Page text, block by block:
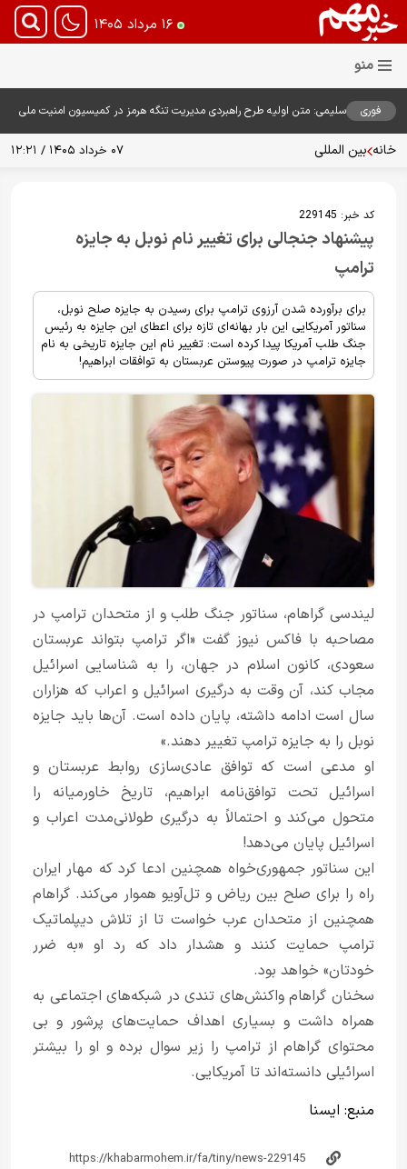
۱۶ مرداد ۱۴۰۵
فوری
سلیمی: متن اولیه طرح راهبردی مدیریت تنگه هرمز در کمیسیون امنیت ملی
خانه بین المللی ۰۷ خرداد ۱۴۰۵ / ۱۲:۲۱
کد خبر: 229145
پیشنهاد جنجالی برای تغییر نام نوبل به جایزه
ترامپ
برای برآورده شدن آرزوی ترامپ برای رسیدن به جایزه صلح نوبل،
سناتور آمریکایی این بار بهانه‌ای تازه برای اعطای این جایزه به رئیس
جنگ طلب آمریکا پیدا کرده است: تغییر نام این جایزه تاریخی به نام
جایزه ترامپ در صورت پیوستن عربستان به توافقات ابراهیم!
لیندسی گراهام، سناتور جنگ طلب و از متحدان ترامپ در
مصاحبه‌ با فاکس نیوز گفت «اگر ترامپ بتواند عربستان
سعودی، کانون اسلام در جهان، را به شناسایی اسرائیل
مجاب کند، آن وقت به درگیری اسرائیل و اعراب که هزاران
سال است ادامه داشته، پایان داده است. آن‌ها باید جایزه
نوبل را به جایزه ترامپ تغییر دهند.»
او مدعی است که توافق عادی‌سازی روابط عربستان و
اسرائیل تحت توافق‌نامه ابراهیم، ​​تاریخ خاورمیانه را
متحول می‌کند و احتمالاً به درگیری طولانی‌مدت اعراب و
اسرائیل پایان می‌دهد!
این سناتور جمهوری‌خواه همچنین ادعا کرد که مهار ایران
راه را برای صلح بین ریاض و تل‌آویو هموار می‌کند. گراهام
همچنین از متحدان عرب خواست تا از تلاش دیپلماتیک
ترامپ حمایت کنند و هشدار داد که رد او «به ضرر
خودتان» خواهد بود.
سخنان گراهام واکنش‌های تندی در شبکه‌های اجتماعی به
همراه داشت و بسیاری اهداف حمایت‌های پرشور و بی
محتوای گراهام از ترامپ را زیر سوال برده و او را بیشتر
اسرائیلی دانسته‌اند تا آمریکایی.
منبع: ایسنا